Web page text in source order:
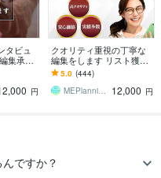
タビュ
集承り
等も
て頂
円
クオリティ重視の丁寧な
編集をします リスト獲
得・集客目的のYouTube動
画編集
5.0 (444)
MEPlanning 池田
12,000 円
ですか？